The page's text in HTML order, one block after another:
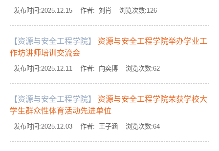
发布时间:2025.12.15 作者: 刘肖 浏览次数:126
【资源与安全工程学院】
资源与安全工程学院举办学业工
作坊讲师培训交流会
发布时间:2025.12.11 作者: 向奕博 浏览次数:62
【资源与安全工程学院】
资源与安全工程学院荣获学校大
学生群众性体育活动先进单位
发布时间:2025.12.03 作者: 王子涵 浏览次数:64